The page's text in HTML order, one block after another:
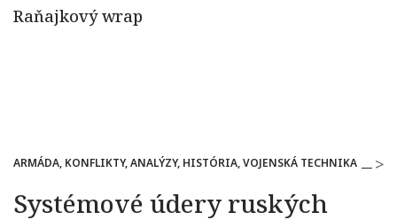
ARMÁDA, KONFLIKTY, ANALÝZY, HISTÓRIA, VOJENSKÁ TECHNIKA